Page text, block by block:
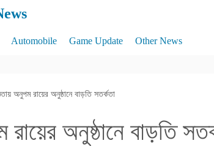
Automobile Game Update Other News
অনুপম রায়ের অনুষ্ঠানে বাড়তি সতর্কতা
অনুষ্ঠানে বাড়তি